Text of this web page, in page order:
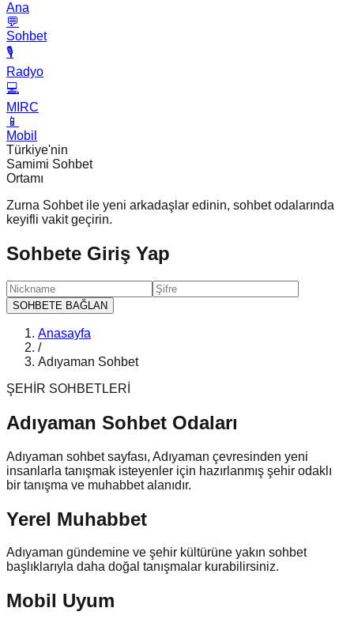
Ana
💬
Sohbet
🎙️
Radyo
💻
MIRC
📱
Mobil
Türkiye'nin
Samimi Sohbet
Ortamı
Zurna Sohbet ile yeni arkadaşlar edinin, sohbet odalarında
keyifli vakit geçirin.
Sohbete Giriş Yap
SOHBETE BAĞLAN
Anasayfa
/
Adıyaman Sohbet
ŞEHİR SOHBETLERİ
Adıyaman Sohbet Odaları
Adıyaman sohbet sayfası, Adıyaman çevresinden yeni
insanlarla tanışmak isteyenler için hazırlanmış şehir odaklı
bir tanışma ve muhabbet alanıdır.
Yerel Muhabbet
Adıyaman gündemine ve şehir kültürüne yakın sohbet
başlıklarıyla daha doğal tanışmalar kurabilirsiniz.
Mobil Uyum